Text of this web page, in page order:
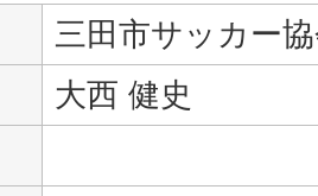
三田市サッカー
大西 健史